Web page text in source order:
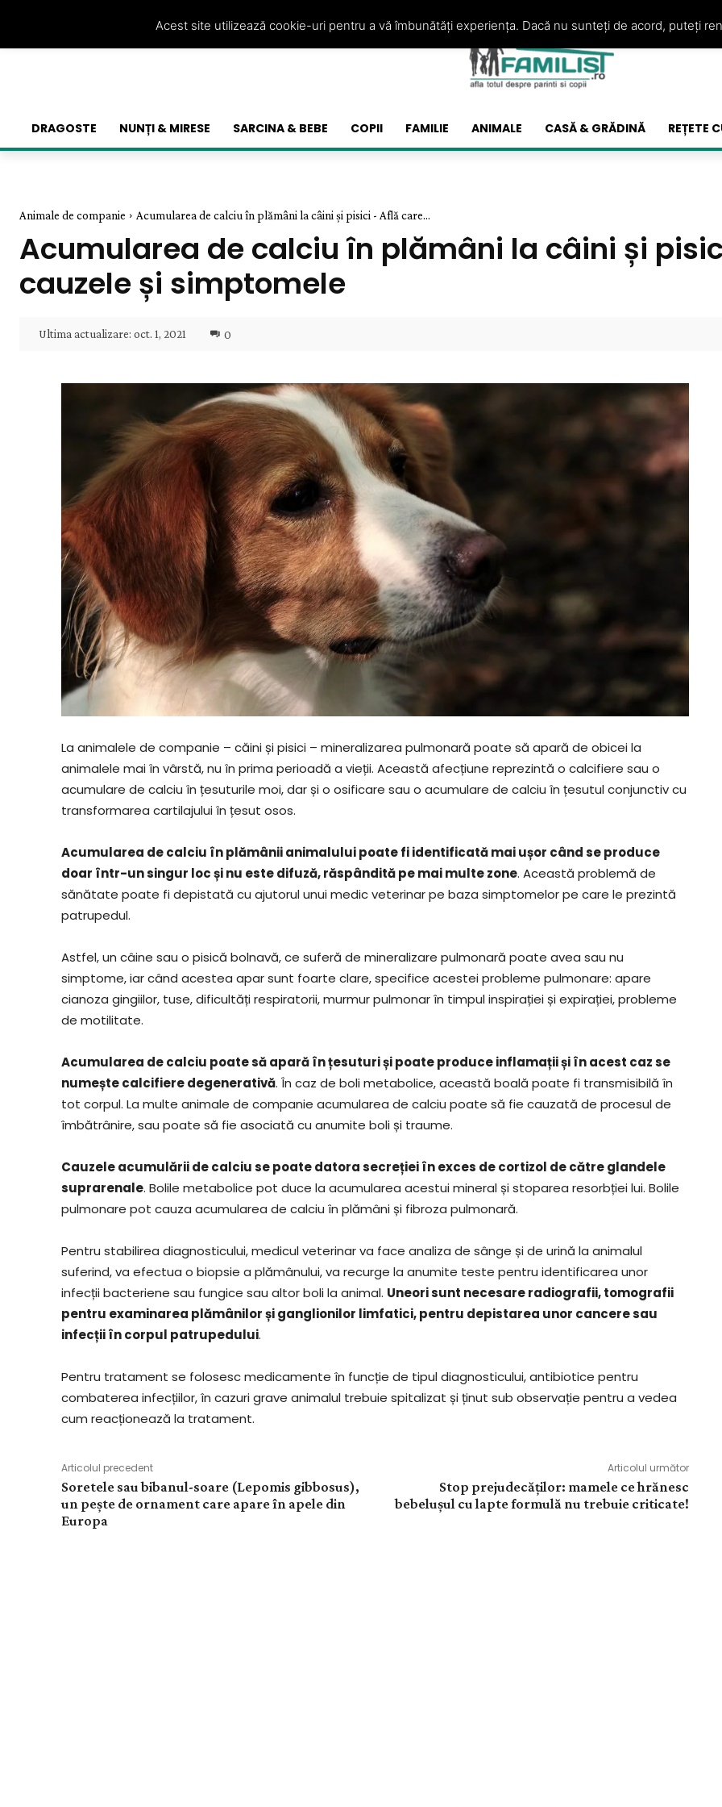
DRAGOSTE NUNȚI & MIRESE SARCINA & BEBE COPII FAMILIE ANIMALE CASĂ & GRĂDINĂ REȚETE
Animale de companie Acumularea de calciu în plămâni la câini și pisici - Află care...
Acumularea de calciu în plămâni la câini și
cauzele și simptomele
Ultima actualizare: oct. 1, 2021 0
La animalele de companie – căini și pisici – mineralizarea pulmonară poate să apară de obicei la
animalele mai în vârstă, nu în prima perioadă a vieții. Această afecțiune reprezintă o calcifiere sau o
acumulare de calciu în țesuturile moi, dar și o osificare sau o acumulare de calciu în țesutul conjunctiv cu
transformarea cartilajului în țesut osos.
Acumularea de calciu în plămânii animalului poate fi identificată mai ușor când se produce
doar într-un singur loc și nu este difuză, răspândită pe mai multe zone. Această problemă de
sănătate poate fi depistată cu ajutorul unui medic veterinar pe baza simptomelor pe care le prezintă
patrupedul.
Astfel, un câine sau o pisică bolnavă, ce suferă de mineralizare pulmonară poate avea sau nu
simptome, iar când acestea apar sunt foarte clare, specifice acestei probleme pulmonare: apare
cianoza gingiilor, tuse, dificultăți respiratorii, murmur pulmonar în timpul inspirației și expirației, probleme
de motilitate.
Acumularea de calciu poate să apară în țesuturi și poate produce inflamații și în acest caz se
numește calcifiere degenerativă. În caz de boli metabolice, această boală poate fi transmisibilă în
tot corpul. La multe animale de companie acumularea de calciu poate să fie cauzată de procesul de
îmbătrânire, sau poate să fie asociată cu anumite boli și traume.
Cauzele acumulării de calciu se poate datora secreției în exces de cortizol de către glandele
suprarenale. Bolile metabolice pot duce la acumularea acestui mineral și stoparea resorbției lui. Bolile
pulmonare pot cauza acumularea de calciu în plămâni și fibroza pulmonară.
Pentru stabilirea diagnosticului, medicul veterinar va face analiza de sânge și de urină la animalul
suferind, va efectua o biopsie a plămânului, va recurge la anumite teste pentru identificarea unor
infecții bacteriene sau fungice sau altor boli la animal. Uneori sunt necesare radiografii, tomografii
pentru examinarea plămânilor și ganglionilor limfatici, pentru depistarea unor cancere sau
infecții în corpul patrupedului.
Pentru tratament se folosesc medicamente în funcție de tipul diagnosticului, antibiotice pentru
combaterea infecțiilor, în cazuri grave animalul trebuie spitalizat și ținut sub observație pentru a vedea
cum reacționează la tratament.
Articolul precedent
Soretele sau bibanul-soare (Lepomis gibbosus),
un pește de ornament care apare în apele din
Europa
Articolul următor
Stop prejudecăţilor: mamele ce hrănesc
bebeluşul cu lapte formulă nu trebuie criticate!
Acest site utilizează cookie-uri pentru a vă îmbunătăți experiența. Dacă nu sunteți de acord, puteți